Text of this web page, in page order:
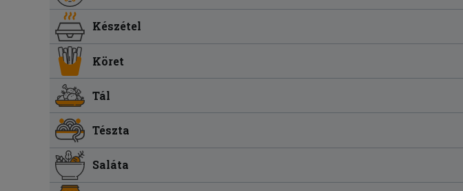
Készétel
Köret
Tál
Tészta
Saláta